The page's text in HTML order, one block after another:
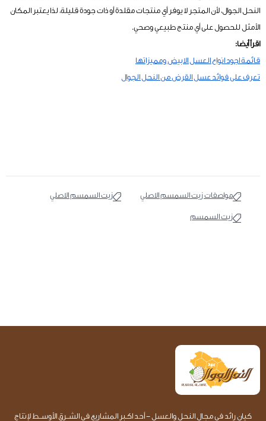
النحل الجوال، لأن المتجر لا يوفر أي منتجات مقلدة أو ذات جودة قليلة، لذا يعتبر المكان
الأمثل للحصول على أي منتج طبيعي وصحي.
اقرأ أيضا:
قائمة اجود انواع العسل الابيض ومميزاتها
تعرف على فوائد عسل القرض من النحل الجوال
مواصفات زيت السمسم الاصلي زيت السمسم الاصلي
زيت السمسم
كيان رائد في مجال النحل والعسل - أحد اكـبر المشاريع في الشــرق الأوســط لإنتاج